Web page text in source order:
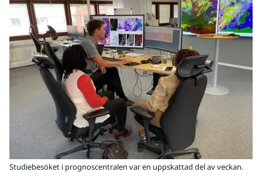
Studiebesöket i prognoscentralen var en uppskattad del av veckan.